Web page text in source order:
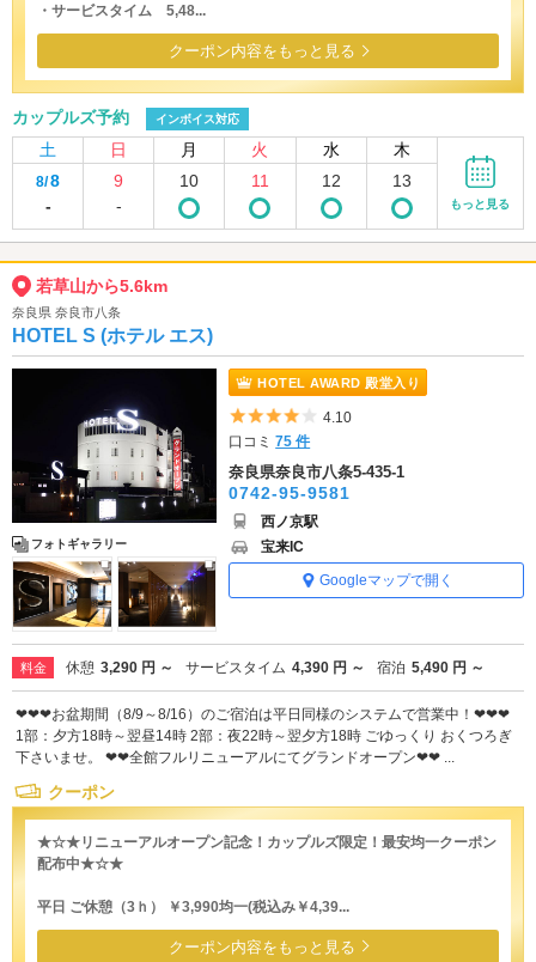
・サービスタイム 5,48...
クーポン内容をもっと見る
カップルズ予約 インボイス対応
土 日 月 火 水 木
8/8
-
9
-
10 11 12 13
もっと見る
若草山から5.6km
奈良県 奈良市八条
HOTEL S (ホテル エス)
フォトギャラリー
HOTEL AWARD 殿堂入り
5つ星のうち4
4.10
口コミ75 件
奈良県奈良市八条5-435-1
0742-95-9581
西ノ京駅
宝来IC
Googleマップで開く
料金 休憩 3,290 円 ～ サービスタイム 4,390 円 ～ 宿泊 5,490 円 ～
❤❤❤お盆期間（8/9～8/16）のご宿泊は平日同様のシステムで営業中！❤❤❤
1部：夕方18時～翌昼14時 2部：夜22時～翌夕方18時 ごゆっくり おくつろぎ
下さいませ。 ❤❤全館フルリニューアルにてグランドオープン❤❤ ...
クーポン
★☆★リニューアルオープン記念！カップルズ限定！最安均一クーポン
配布中★☆★
平日 ご休憩（3ｈ） ￥3,990均一(税込み￥4,39...
クーポン内容をもっと見る